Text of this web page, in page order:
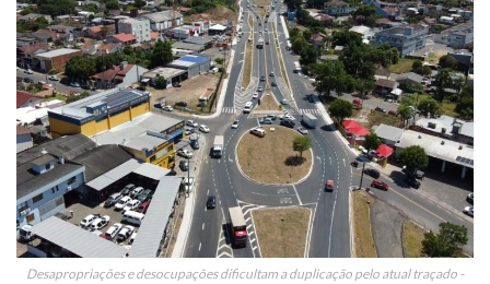
Desapropriações e desocupações dificultam a duplicação pelo atual traçado -